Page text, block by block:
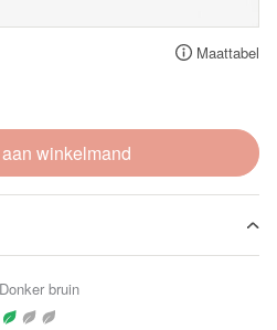
Maattabel
winkelmand
Donker bruin